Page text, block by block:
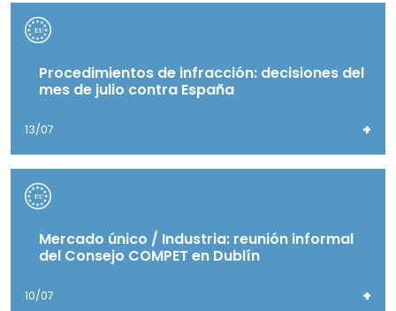
Procedimientos de infracción: decisiones del
mes de julio contra España
13/07 +
Mercado único / Industria: reunión informal
del Consejo COMPET en Dublín
10/07 +